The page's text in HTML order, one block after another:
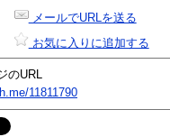
メールでURLを送る
お気に入りに追加する
のURL
11811790